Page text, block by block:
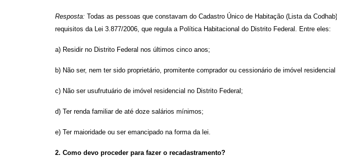
Resposta: Todas as pessoas que constavam do Cadastro Único de Habitação (Lista da
requisitos da Lei 3.877/2006, que regula a Política Habitacional do Distrito Federal. Entre eles:
a) Residir no Distrito Federal nos últimos cinco anos;
b) Não ser, nem ter sido proprietário, promitente comprador ou cessionário de imóvel
c) Não ser usufrutuário de imóvel residencial no Distrito Federal;
d) Ter renda familiar de até doze salários mínimos;
e) Ter maioridade ou ser emancipado na forma da lei.
2. Como devo proceder para fazer o recadastramento?